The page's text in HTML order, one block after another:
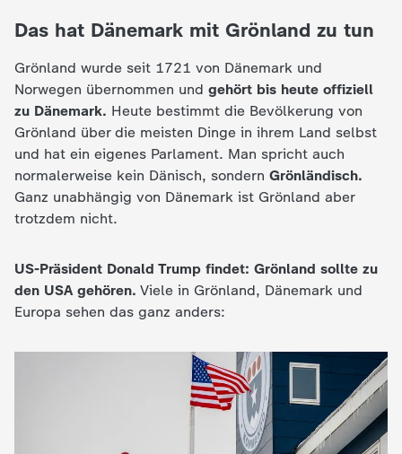
Das hat Dänemark mit Grönland zu tun
Grönland wurde seit 1721 von Dänemark und
Norwegen übernommen und gehört bis heute offiziell
zu Dänemark. Heute bestimmt die Bevölkerung von
Grönland über die meisten Dinge in ihrem Land selbst
und hat ein eigenes Parlament. Man spricht auch
normalerweise kein Dänisch, sondern Grönländisch.
Ganz unabhängig von Dänemark ist Grönland aber
trotzdem nicht.
US-Präsident Donald Trump findet: Grönland sollte zu
den USA gehören. Viele in Grönland, Dänemark und
Europa sehen das ganz anders: